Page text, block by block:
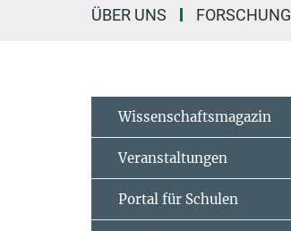
ÜBER UNS FORSCHUNG
Wissenschaftsmagazin
Veranstaltungen
Portal für Schulen